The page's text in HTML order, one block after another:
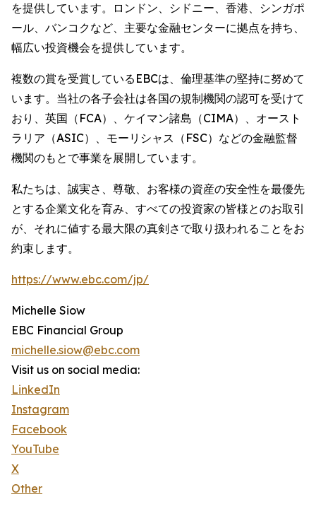
を提供しています。ロンドン、シドニー、香港、シンガポ
ール、バンコクなど、主要な金融センターに拠点を持ち、
幅広い投資機会を提供しています。
複数の賞を受賞しているEBCは、倫理基準の堅持に努めて
います。当社の各子会社は各国の規制機関の認可を受けて
おり、英国（FCA）、ケイマン諸島（CIMA）、オースト
ラリア（ASIC）、モーリシャス（FSC）などの金融監督
機関のもとで事業を展開しています。
私たちは、誠実さ、尊敬、お客様の資産の安全性を最優先
とする企業文化を育み、すべての投資家の皆様とのお取引
が、それに値する最大限の真剣さで取り扱われることをお
約束します。
https://www.ebc.com/jp/
Michelle Siow
EBC Financial Group
michelle.siow@ebc.com
Visit us on social media:
LinkedIn
Instagram
Facebook
YouTube
X
Other